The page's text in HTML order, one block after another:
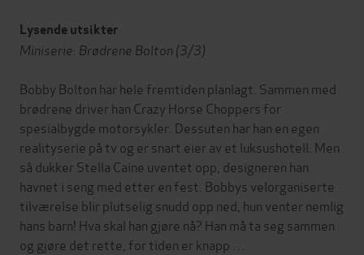
Lysende utsikter
Miniserie: Brødrene Bolton (3/3)
Bobby Bolton har hele fremtiden planlagt. Sammen med
brødrene driver han Crazy Horse Choppers for
spesialbygde motorsykler. Dessuten har han en egen
realityserie på tv og er snart eier av et luksushotell. Men
så dukker Stella Caine uventet opp, designeren han
havnet i seng med etter en fest. Bobbys velorganiserte
tilværelse blir plutselig snudd opp ned, hun venter nemlig
hans barn! Hva skal han gjøre nå? Han må ta seg sammen
og gjøre det rette, for tiden er knapp …